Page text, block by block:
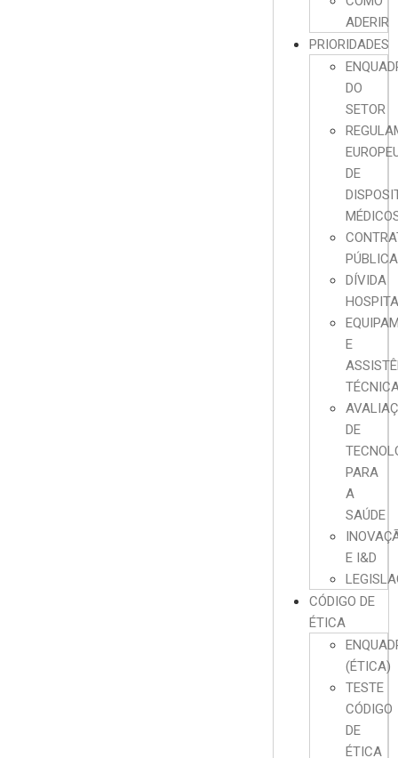
ADERIR
PRIORIDADES
DO
SETOR
DE
PÚBLICA
DÍVIDA
E
DE
PARA
A
SAÚDE
E I&D
CÓDIGO DE
ÉTICA
(ÉTICA)
TESTE
CÓDIGO
DE
ÉTICA